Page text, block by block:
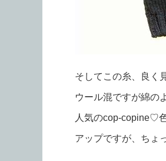
そしてこの糸、良く
ウール混ですが綿の
人気のcop-copine♡
アップですが、ちょ